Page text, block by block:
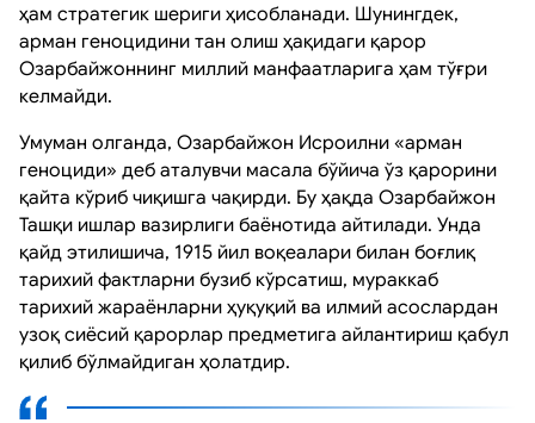
ҳам стратегик шериги ҳисобланади. Шунингдек,
арман геноцидини тан олиш ҳақидаги қарор
Озарбайжоннинг миллий манфаатларига ҳам тўғри
келмайди.
Умуман олганда, Озарбайжон Исроилни «арман
геноциди» деб аталувчи масала бўйича ўз қарорини
қайта кўриб чиқишга чақирди. Бу ҳақда Озарбайжон
Ташқи ишлар вазирлиги баёнотида айтилади. Унда
қайд этилишича, 1915 йил воқеалари билан боғлиқ
тарихий фактларни бузиб кўрсатиш, мураккаб
тарихий жараёнларни ҳуқуқий ва илмий асослардан
узоқ сиёсий қарорлар предметига айлантириш қабул
қилиб бўлмайдиган ҳолатдир.